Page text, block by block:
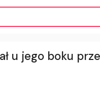
u jego boku